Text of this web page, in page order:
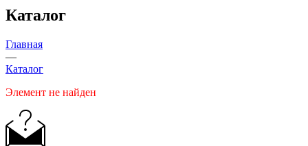
Каталог
Главная
—
Каталог
Элемент не найден